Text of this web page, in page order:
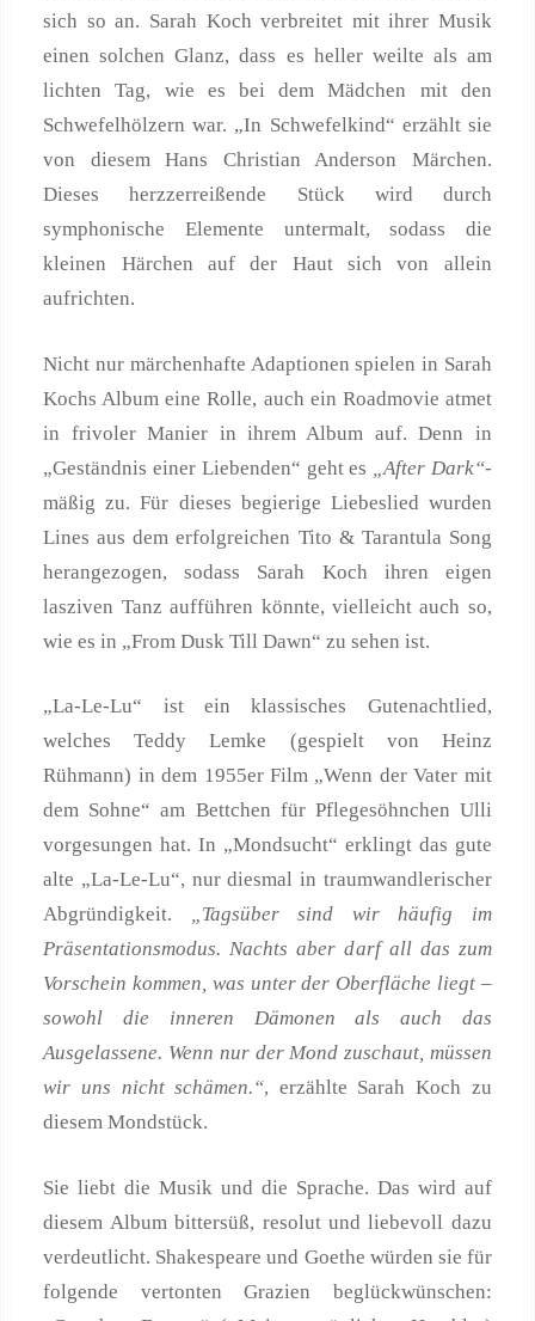
sich so an. Sarah Koch verbreitet mit ihrer Musik
einen solchen Glanz, dass es heller weilte als am
lichten Tag, wie es bei dem Mädchen mit den
Schwefelhölzern war. „In Schwefelkind“ erzählt sie
von diesem Hans Christian Anderson Märchen.
Dieses herzzerreißende Stück wird durch
symphonische Elemente untermalt, sodass die
kleinen Härchen auf der Haut sich von allein
aufrichten.
Nicht nur märchenhafte Adaptionen spielen in Sarah
Kochs Album eine Rolle, auch ein Roadmovie atmet
in frivoler Manier in ihrem Album auf. Denn in
„Geständnis einer Liebenden“ geht es
„After Dark“-
mäßig zu. Für dieses begierige Liebeslied wurden
Lines aus dem erfolgreichen Tito & Tarantula Song
herangezogen, sodass Sarah Koch ihren eigen
lasziven Tanz aufführen könnte, vielleicht auch so,
wie es in „From Dusk Till Dawn“ zu sehen ist.
„La-Le-Lu“ ist ein klassisches Gutenachtlied,
welches Teddy Lemke (gespielt von Heinz
Rühmann) in dem 1955er Film „Wenn der Vater mit
dem Sohne“ am Bettchen für Pflegesöhnchen Ulli
vorgesungen hat. In „Mondsucht“ erklingt das gute
alte „La-Le-Lu“, nur diesmal in traumwandlerischer
Abgründigkeit. „Tagsüber sind wir häufig im
Präsentationsmodus. Nachts aber darf all das zum
Vorschein kommen, was unter der Oberfläche liegt –
sowohl die inneren Dämonen als auch das
Ausgelassene. Wenn nur der Mond zuschaut, müssen
wir uns nicht schämen.“, erzählte Sarah Koch zu
diesem Mondstück.
Sie liebt die Musik und die Sprache. Das wird auf
diesem Album bittersüß, resolut und liebevoll dazu
verdeutlicht. Shakespeare und Goethe würden sie für
folgende vertonten Grazien beglückwünschen: